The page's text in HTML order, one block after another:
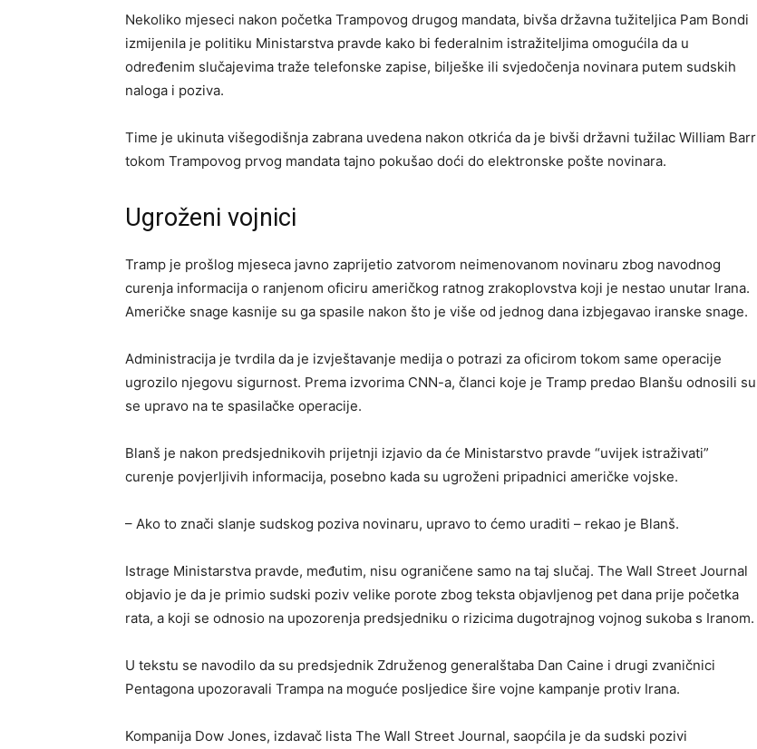
Nekoliko mjeseci nakon početka Trampovog drugog mandata, bivša državna tužiteljica Pam Bondi
izmijenila je politiku Ministarstva pravde kako bi federalnim istražiteljima omogućila da u
određenim slučajevima traže telefonske zapise, bilješke ili svjedočenja novinara putem sudskih
naloga i poziva.
Time je ukinuta višegodišnja zabrana uvedena nakon otkrića da je bivši državni tužilac William Barr
tokom Trampovog prvog mandata tajno pokušao doći do elektronske pošte novinara.
Ugroženi vojnici
Tramp je prošlog mjeseca javno zaprijetio zatvorom neimenovanom novinaru zbog navodnog
curenja informacija o ranjenom oficiru američkog ratnog zrakoplovstva koji je nestao unutar Irana.
Američke snage kasnije su ga spasile nakon što je više od jednog dana izbjegavao iranske snage.
Administracija je tvrdila da je izvještavanje medija o potrazi za oficirom tokom same operacije
ugrozilo njegovu sigurnost. Prema izvorima CNN-a, članci koje je Tramp predao Blanšu odnosili su
se upravo na te spasilačke operacije.
Blanš je nakon predsjednikovih prijetnji izjavio da će Ministarstvo pravde “uvijek istraživati”
curenje povjerljivih informacija, posebno kada su ugroženi pripadnici američke vojske.
– Ako to znači slanje sudskog poziva novinaru, upravo to ćemo uraditi – rekao je Blanš.
Istrage Ministarstva pravde, međutim, nisu ograničene samo na taj slučaj. The Wall Street Journal
objavio je da je primio sudski poziv velike porote zbog teksta objavljenog pet dana prije početka
rata, a koji se odnosio na upozorenja predsjedniku o rizicima dugotrajnog vojnog sukoba s Iranom.
U tekstu se navodilo da su predsjednik Združenog generalštaba Dan Caine i drugi zvaničnici
Pentagona upozoravali Trampa na moguće posljedice šire vojne kampanje protiv Irana.
Kompanija Dow Jones, izdavač lista The Wall Street Journal, saopćila je da sudski pozivi